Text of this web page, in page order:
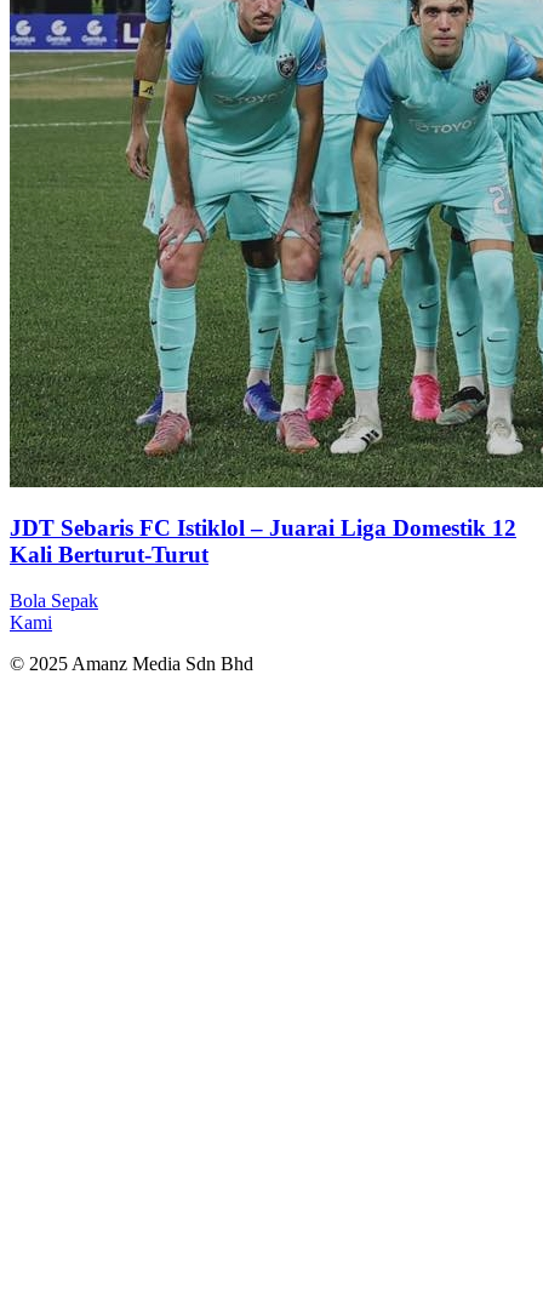
JDT Sebaris FC Istiklol – Juarai Liga Domestik 12
Kali Berturut-Turut
Bola Sepak
Kami
© 2025 Amanz Media Sdn Bhd